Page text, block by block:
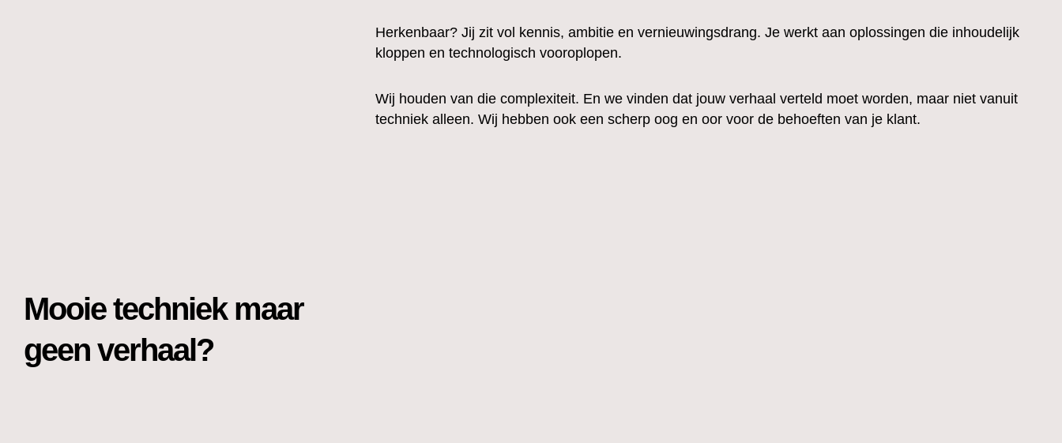
Herkenbaar? Jij zit vol kennis, ambitie en vernieuwingsdrang. Je werkt aan oplossingen die inhoudelijk
kloppen en technologisch vooroplopen.
Wij houden van die complexiteit. En we vinden dat jouw verhaal verteld moet worden, maar niet vanuit
techniek alleen. Wij hebben ook een scherp oog en oor voor de behoeften van je klant.
Mooie techniek maar
geen verhaal?